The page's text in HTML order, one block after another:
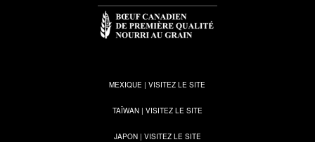
MEXIQUE | VISITEZ LE SITE
TAÏWAN | VISITEZ LE SITE
JAPON | VISITEZ LE SITE